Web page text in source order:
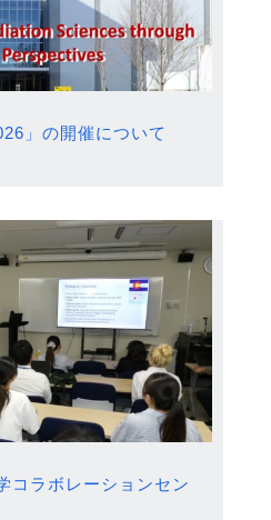
」の開催について
コラボレーションセン